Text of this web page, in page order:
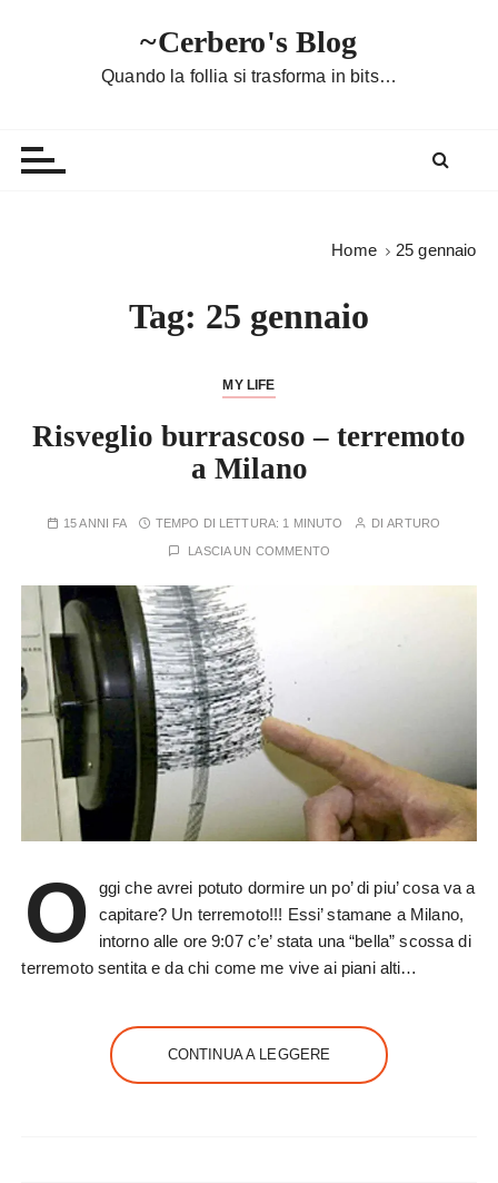
~Cerbero's Blog
Quando la follia si trasforma in bits…
Home 25 gennaio
Tag: 25 gennaio
MY LIFE
Risveglio burrascoso – terremoto
a Milano
15 ANNI FA TEMPO DI LETTURA: 1 MINUTO DIARTURO
LASCIA UN COMMENTO
O
ggi che avrei potuto dormire un po’ di piu’ cosa va a
capitare? Un terremoto!!! Essi’ stamane a Milano,
intorno alle ore 9:07 c’e’ stata una “bella” scossa di
terremoto sentita e da chi come me vive ai piani alti…
CONTINUA A LEGGERE